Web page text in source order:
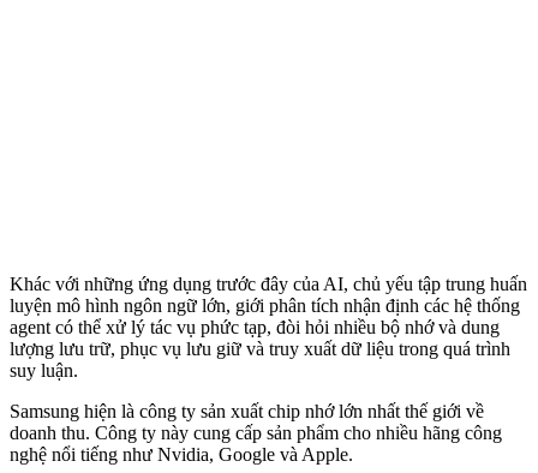
Khác với những ứng dụng trước đây của AI, chủ yếu tập trung huấn
luyện mô hình ngôn ngữ lớn, giới phân tích nhận định các hệ thống
agent có thể xử lý tác vụ phức tạp, đòi hỏi nhiều bộ nhớ và dung
lượng lưu trữ, phục vụ lưu giữ và truy xuất dữ liệu trong quá trình
suy luận.
Samsung hiện là công ty sản xuất chip nhớ lớn nhất thế giới về
doanh thu. Công ty này cung cấp sản phẩm cho nhiều hãng công
nghệ nổi tiếng như Nvidia, Google và Apple.